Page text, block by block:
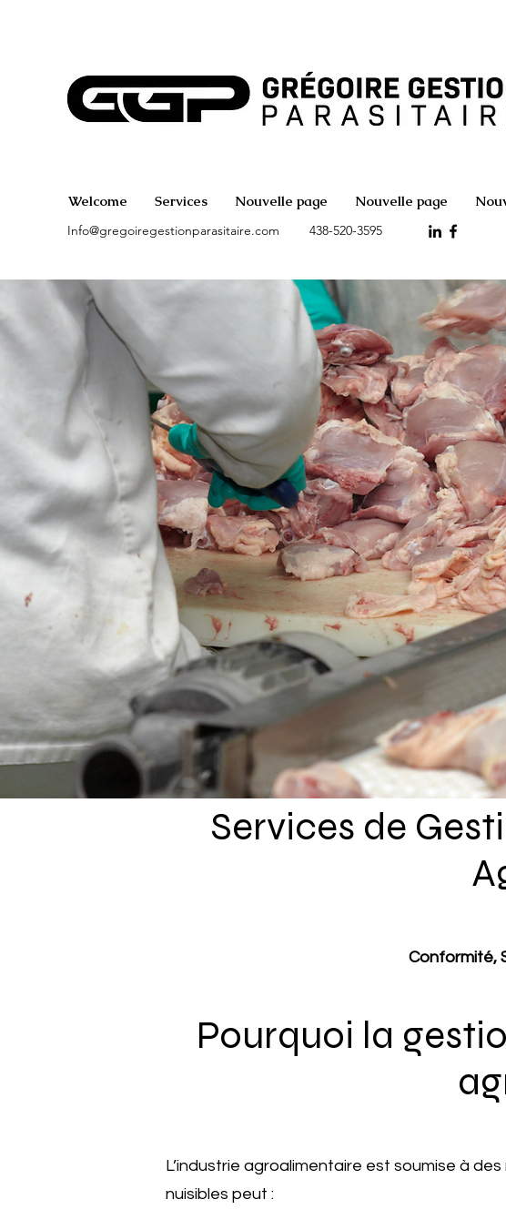
Welcome Services Nouvelle page Nouvelle page
Info@gregoiregestionparasitaire.com 438-520-3595
Services de
Conformité,
Pourquoi la
L’industrie agroalimentaire est soumise à
nuisibles peut :